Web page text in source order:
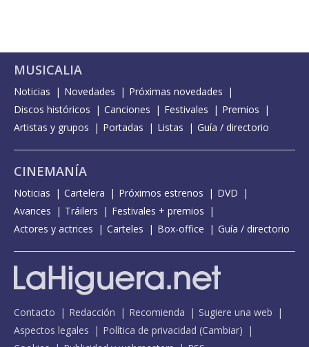
MUSICALIA
Noticias Novedades
Próximas novedades
Discos históricos
Canciones Festivales
Premios
Artistas y grupos
Portadas Listas Guía / directorio
CINEMANÍA
Noticias Cartelera Próximos estrenos
DVD
Avances
Tráilers
Festivales + premios
Actores y actrices
Carteles Box-office Guía / directorio
Contacto Redacción Recomienda
Sugiere una web
Aspectos legales
Política de privacidad (Cambiar)